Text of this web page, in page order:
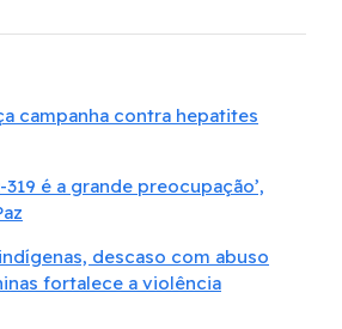
campanha contra hepatites
319 é a grande preocupação’,
descaso com abuso
fortalece a violência